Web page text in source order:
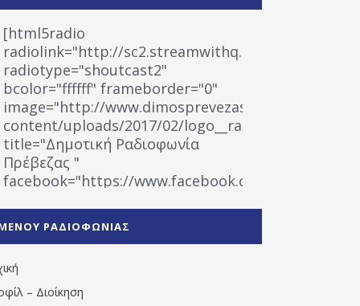
[html5radio
radiolink="http://sc2.streamwithq.com:8028/
radiotype="shoutcast2"
bcolor="ffffff" frameborder="0"
image="http://www.dimosprevezas.gr/wp-
content/uploads/2017/02/logo__radiofonias.jpg"
title="Δημοτική Ραδιοφωνία
Πρέβεζας "
facebook="https://www.facebook.com/
1531194763766854/" artist="" ]
ΡΑΔΙΟΦΩΝΙΑΣ
– Διοίκηση